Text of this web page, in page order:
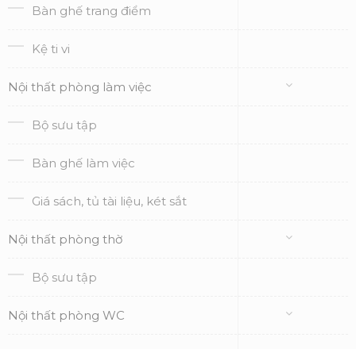
Bàn ghế trang điểm
Kệ ti vi
Nội thất phòng làm việc
Bộ sưu tập
Bàn ghế làm việc
Giá sách, tủ tài liệu, két sắt
Nội thất phòng thờ
Bộ sưu tập
Nội thất phòng WC